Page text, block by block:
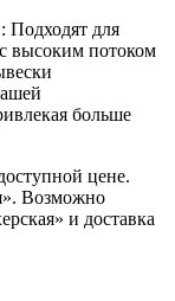
Подходят для
высоким потоком
больше
цене.
Возможно
и доставка